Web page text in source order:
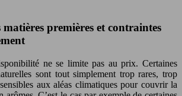
premières et contraintes
ne se limite pas au prix. Certaines
sont tout simplement trop rares, trop
aux aléas climatiques pour couvrir la